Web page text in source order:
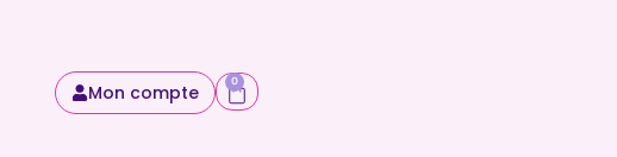
Mon compte 0